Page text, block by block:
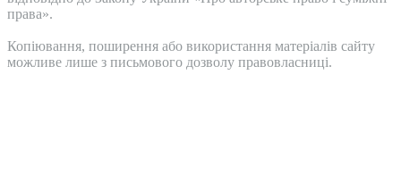
права».
Копіювання, поширення або використання матеріалів сайту
можливе лише з письмового дозволу правовласниці.